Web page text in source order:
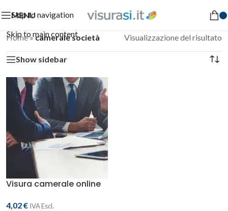
Skip to navigation
Skip to main content
MENU
Home»camerale società Visualizzazione del risultato
Show sidebar
Visura camerale online
4,02€ IVA Escl.